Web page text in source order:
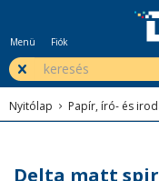
Menü Fiók
Nyitólap Papír, író- és
Delta matt